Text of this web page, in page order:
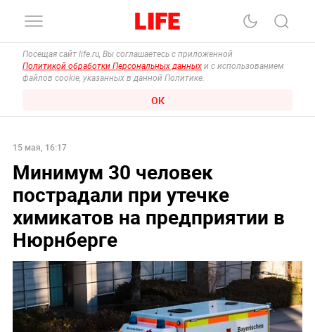
Посещая сайт life.ru, Вы соглашаетесь с приложенной
Политикой обработки Персональных данных и с использованием
файлов cookie, указанных в данной Политике.
ОК
15 мая, 16:17
Минимум 30 человек
пострадали при утечке
химикатов на предприятии в
Нюрнберге